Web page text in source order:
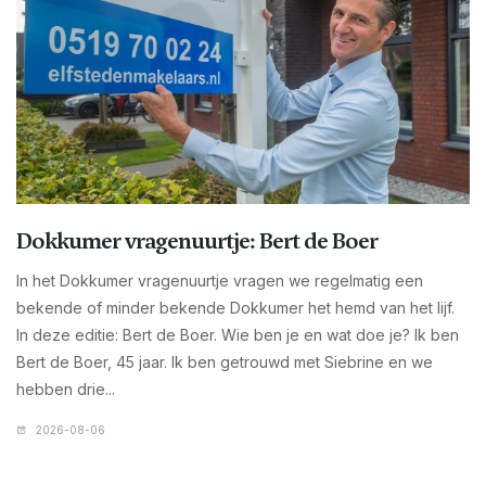
Dokkumer vragenuurtje: Bert de Boer
In het Dokkumer vragenuurtje vragen we regelmatig een
bekende of minder bekende Dokkumer het hemd van het lijf.
In deze editie: Bert de Boer. Wie ben je en wat doe je? Ik ben
Bert de Boer, 45 jaar. Ik ben getrouwd met Siebrine en we
hebben drie...
2026-08-06